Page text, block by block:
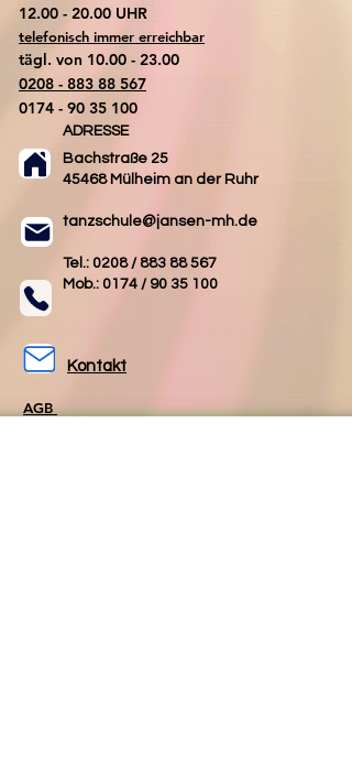
​12.00 - 20.00 UHR
telefonisch immer erreichbar
tägl. von 10.00 - 23.00
0208 - 883 88 567
0174 - 90 35 100
ADRESSE
Bachstraße 25
45468 Mülheim an der Ruhr
tanzschule@jansen-mh.de
Tel.: 0208 / 883 88 567
Mob.: 0174 / 90 35 100
Kontakt
AGB